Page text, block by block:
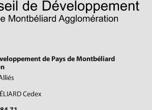
de Pays de Montbéliard
Cedex